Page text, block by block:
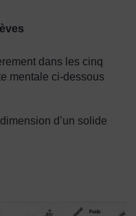
dans les cinq
mentale ci-dessous
d’un solide